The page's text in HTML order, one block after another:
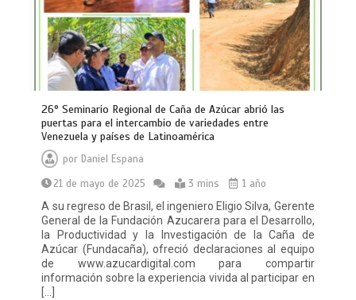
26° Seminario Regional de Caña de Azúcar abrió las
puertas para el intercambio de variedades entre
Venezuela y países de Latinoamérica
porDaniel Espana
21 de mayo de 2025
3 mins
1 año
A su regreso de Brasil, el ingeniero Eligio Silva, Gerente
General de la Fundación Azucarera para el Desarrollo,
la Productividad y la Investigación de la Caña de
Azúcar (Fundacaña), ofreció declaraciones al equipo
de www.azucardigital.com para compartir
información sobre la experiencia vivida al participar en
[…]